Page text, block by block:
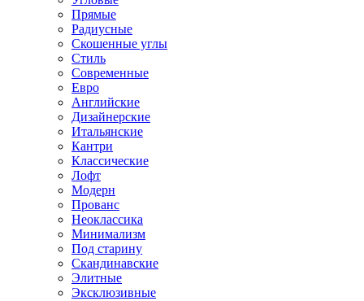
Прямые
Радиусные
Скошенные углы
Стиль
Современные
Евро
Английские
Дизайнерские
Итальянские
Кантри
Классические
Лофт
Модерн
Прованс
Неоклассика
Минимализм
Под старину
Скандинавские
Элитные
Эксклюзивные